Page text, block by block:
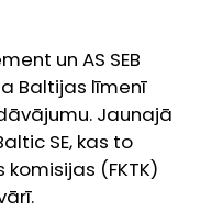
un AS SEB
Baltijas līmenī
Jaunajā
SE, kas to
(FKTK)